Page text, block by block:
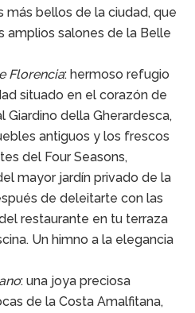
más bellos de la ciudad, que
amplios salones de la Belle
Florencia: hermoso refugio
situado en el corazón de
Giardino della Gherardesca,
antiguos y los frescos
del Four Seasons,
mayor jardín privado de la
de deleitarte con las
restaurante en tu terraza
Un himno a la elegancia
: una joya preciosa
de la Costa Amalfitana,